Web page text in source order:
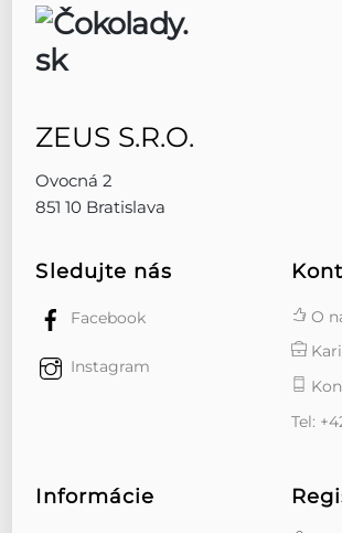
ZEUS S.R.O.
Ovocná 2
851 10 Bratislava
Sledujte nás
Facebook
Instagram
O
Tel:
Informácie